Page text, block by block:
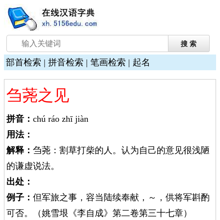
部首检索 | 拼音检索 | 笔画检索 | 起名
刍荛之见
拼音： chú ráo zhī jiàn
用法：
解释： 刍荛：割草打柴的人。认为自己的意见很浅陋
的谦虚说法。
出处：
例子： 但军旅之事，容当陆续奉献，～，供将军斟酌
可否。（姚雪垠《李自成》第二卷第三十七章）